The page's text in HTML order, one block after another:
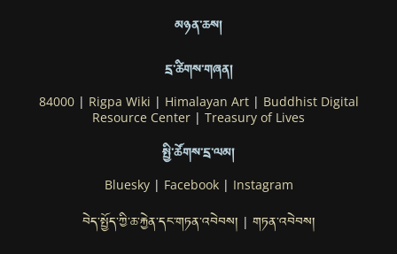
མཉན་ཆས།
དྲ་ཚིགས་གཞན།
84000| Rigpa Wiki Himalayan Art| Buddhist Digital
Resource Center
Treasury of Lives
སྤྱི་ཚོགས་དྲ་ལམ།
Bluesky| Facebook| Instagram
བེད་སྤྱོད་ཀྱི་ཆ་རྐྱེན་དང་གཏན་འབེབས། གཏན་འབེབས།